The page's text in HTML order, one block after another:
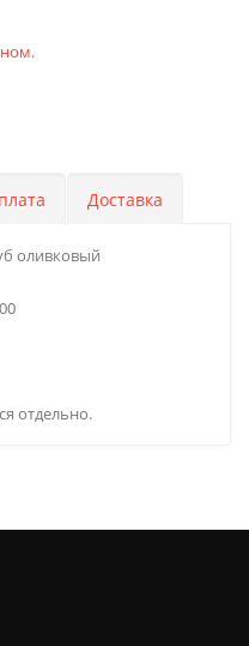
.
Доставка
оливковый
отдельно.